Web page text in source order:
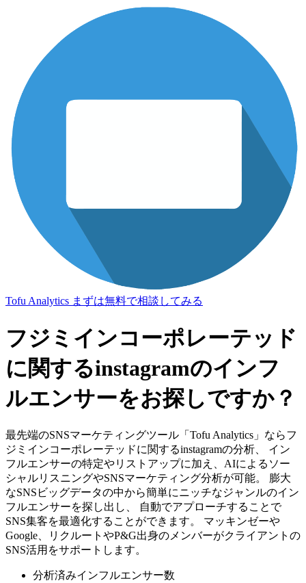
Tofu Analytics まずは無料で相談してみる
フジミインコーポレーテッド
に関するinstagramのインフ
ルエンサーをお探しですか？
最先端のSNSマーケティングツール「Tofu Analytics」ならフ
ジミインコーポレーテッドに関するinstagramの分析、 イン
フルエンサーの特定やリストアップに加え、AIによるソー
シャルリスニングやSNSマーケティング分析が可能。 膨大
なSNSビッグデータの中から簡単にニッチなジャンルのイン
フルエンサーを探し出し、 自動でアプローチすることで
SNS集客を最適化することができます。 マッキンゼーや
Google、リクルートやP&G出身のメンバーがクライアントの
SNS活用をサポートします。
分析済みインフルエンサー数